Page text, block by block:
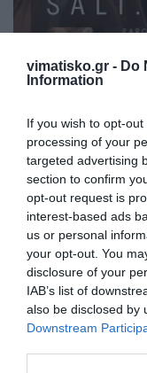
vimatisko.gr - Do
Information
If you wish to opt-
processing of your
targeted advertising
section to confirm
opt-out request is
interest-based ads
us or personal
your opt-out. You
disclosure of your
IAB’s list of
also be disclosed by
Downstream
Η ανωνυμία είναι